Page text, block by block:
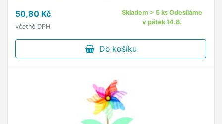
50,80 Kč
včetně DPH
Skladem > 5 ks Odesíláme
v pátek 14.8.
Do košíku